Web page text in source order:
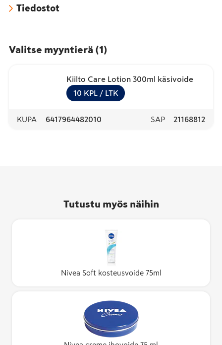
Tiedostot
Valitse myyntierä (1)
Kiilto Care Lotion 300ml käsivoide
10 KPL / LTK
KUPA 6417964482010 SAP 21168812
Tutustu myös näihin
Nivea Soft kosteusvoide 75ml